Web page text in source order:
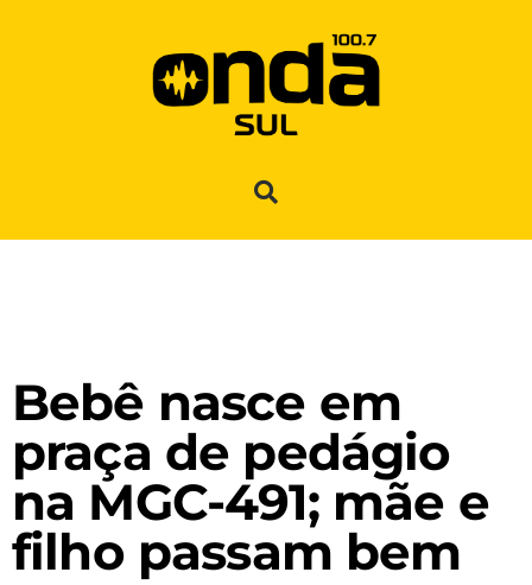
Bebê nasce em
praça de pedágio
na MGC-491; mãe e
filho passam bem